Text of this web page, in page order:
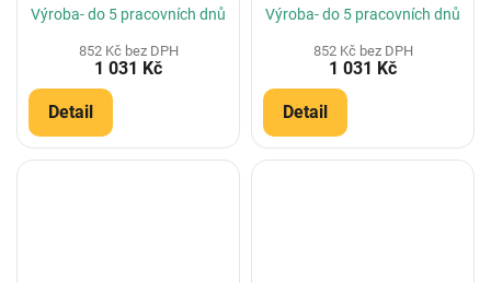
Výroba- do 5 pracovních dnů
852 Kč bez DPH
1 031 Kč
Detail
Výroba- do 5 pracovních dnů
852 Kč bez DPH
1 031 Kč
Detail